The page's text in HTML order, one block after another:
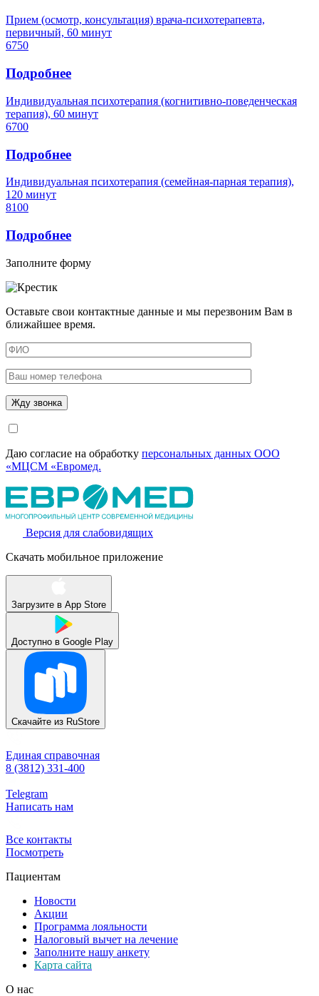
Прием (осмотр, консультация) врача-психотерапевта,
первичный, 60 минут
6750
Подробнее
Индивидуальная психотерапия (когнитивно-поведенческая
терапия), 60 минут
6700
Подробнее
Индивидуальная психотерапия (семейная-парная терапия),
120 минут
8100
Подробнее
Заполните форму
Оставьте свои контактные данные и мы перезвоним Вам в
ближайшее время.
Даю согласие на обработку персональных данных ООО
«МЦСМ «Евромед.
Версия для слабовидящих
Скачать мобильное приложение
Загрузите в App Store
Доступно в Google Play
Скачайте из RuStore
Единая справочная
8 (3812) 331-400
Telegram
Написать нам
Все контакты
Посмотреть
Пациентам
Новости
Акции
Программа лояльности
Налоговый вычет на лечение
Заполните нашу анкету
Карта сайта
О нас